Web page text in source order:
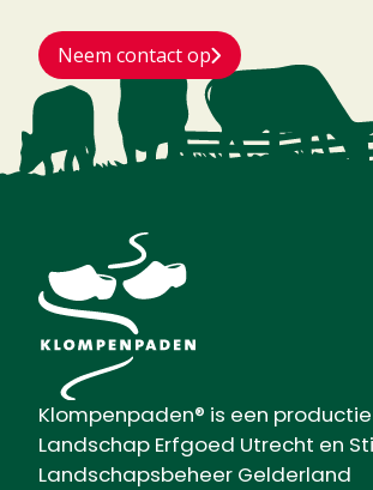
Neem contact op
Klompenpaden® is een
Landschap Erfgoed Utrecht en
Landschapsbeheer Gelderland